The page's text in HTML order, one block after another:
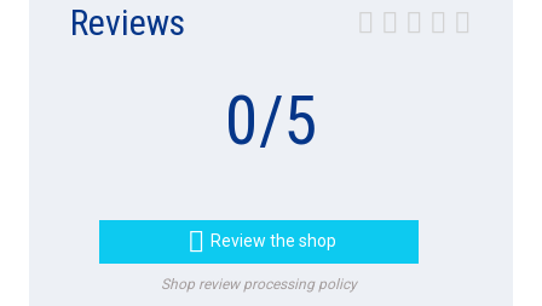
Reviews
0/5
 Review the shop
Shop review processing policy